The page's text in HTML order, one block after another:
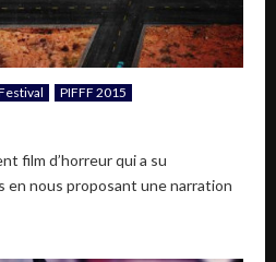
PIFFF 2015
film d’horreur qui a su
en nous proposant une narration